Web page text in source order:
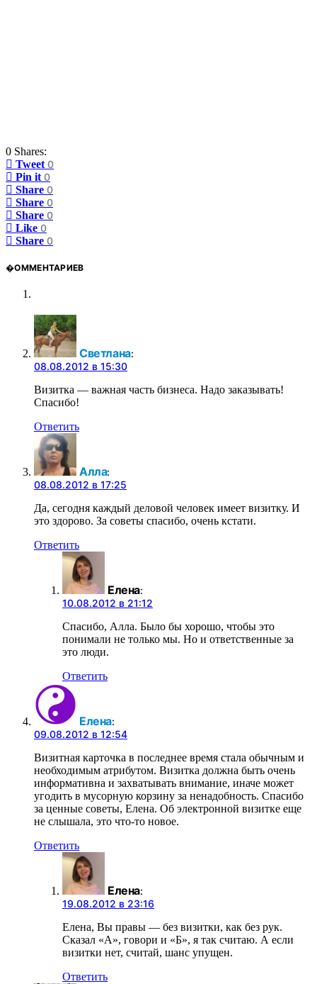
0 Shares:
Tweet 0
Pin it 0
Share 0
Share 0
Share 0
Like 0
Share 0
�ОММЕНТАРИЕВ
Светлана:
08.08.2012 в 15:30
Визитка — важная часть бизнеса. Надо заказывать!
Спасибо!
Ответить
Алла:
08.08.2012 в 17:25
Да, сегодня каждый деловой человек имеет визитку. И
это здорово. За советы спасибо, очень кстати.
Ответить
Елена:
10.08.2012 в 21:12
Спасибо, Алла. Было бы хорошо, чтобы это
понимали не только мы. Но и ответственные за
это люди.
Ответить
Елена:
09.08.2012 в 12:54
Визитная карточка в последнее время стала обычным и
необходимым атрибутом. Визитка должна быть очень
информативна и захватывать внимание, иначе может
угодить в мусорную корзину за ненадобность. Спасибо
за ценные советы, Елена. Об электронной визитке еще
не слышала, это что-то новое.
Ответить
Елена:
19.08.2012 в 23:16
Елена, Вы правы — без визитки, как без рук.
Сказал «А», говори и «Б», я так считаю. А если
визитки нет, считай, шанс упущен.
Ответить